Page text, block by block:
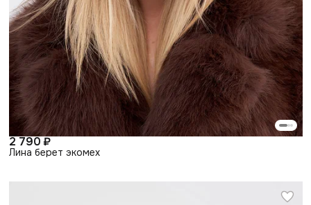
2 790 ₽
Лина берет экомех